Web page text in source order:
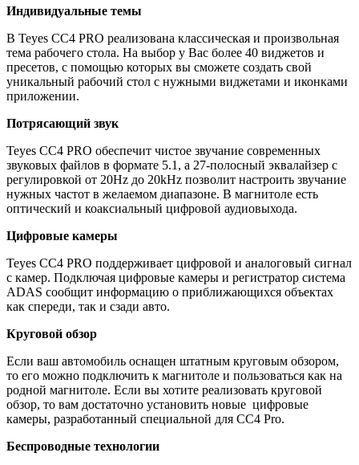
Индивидуальные темы
В Teyes СС4 PRO реализована классическая и произвольная
тема рабочего стола. На выбор у Вас более 40 виджетов и
пресетов, с помощью которых вы сможете создать свой
уникальный рабочий стол с нужными виджетами и иконками
приложении.
Потрясающий звук
Teyes CC4 PRO обеспечит чистое звучание современных
звуковых файлов в формате 5.1, а 27-полосный эквалайзер с
регулировкой от 20Hz до 20kHz позволит настроить звучание
нужных частот в желаемом диапазоне. В магнитоле есть
оптический и коаксиальный цифровой аудиовыхода.
Цифровые камеры
Teyes CC4 PRO поддерживает цифровой и аналоговый сигнал
с камер. Подключая цифровые камеры и регистратор система
ADAS сообщит информацию о приближающихся объектах
как спереди, так и сзади авто.
Круговой обзор
Если ваш автомобиль оснащен штатным круговым обзором,
то его можно подключить к магнитоле и пользоваться как на
родной магнитоле. Если вы хотите реализовать круговой
обзор, то вам достаточно установить новые цифровые
камеры, разработанный специальной для CC4 Pro.
Беспроводные технологии